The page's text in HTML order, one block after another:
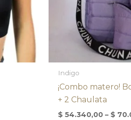
Indigo
¡Combo matero!
+ 2 Chaulata
$ 54.340,00 – $